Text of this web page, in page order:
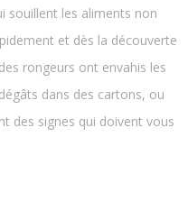
souillent les aliments non
et dès la découverte
rongeurs ont envahis les
dans des cartons, ou
des signes qui doivent vous